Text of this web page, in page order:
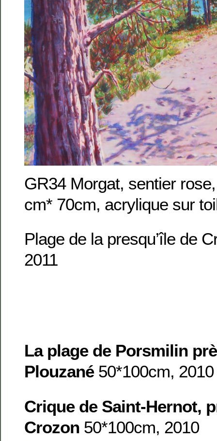
GR34 Morgat, sentier
cm* 70cm, acrylique sur
Plage de la presqu’île de
2011
La plage de Porsmilin
Plouzané 50*100cm, 2010
Crique de Saint-Hernot,
Crozon 50*100cm, 2010